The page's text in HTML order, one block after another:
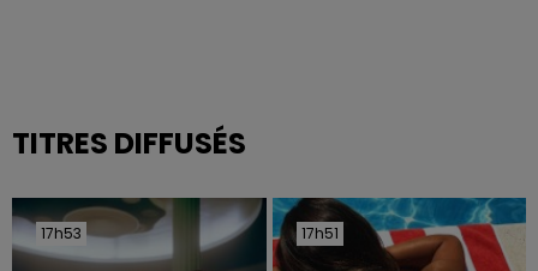
TITRES DIFFUSÉS
17h53
17h53 17h51
17h51